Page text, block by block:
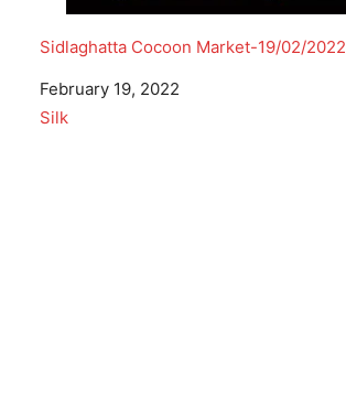
Sidlaghatta Cocoon Market-19/02/2022
Date
February 19, 2022
In relation to
Silk